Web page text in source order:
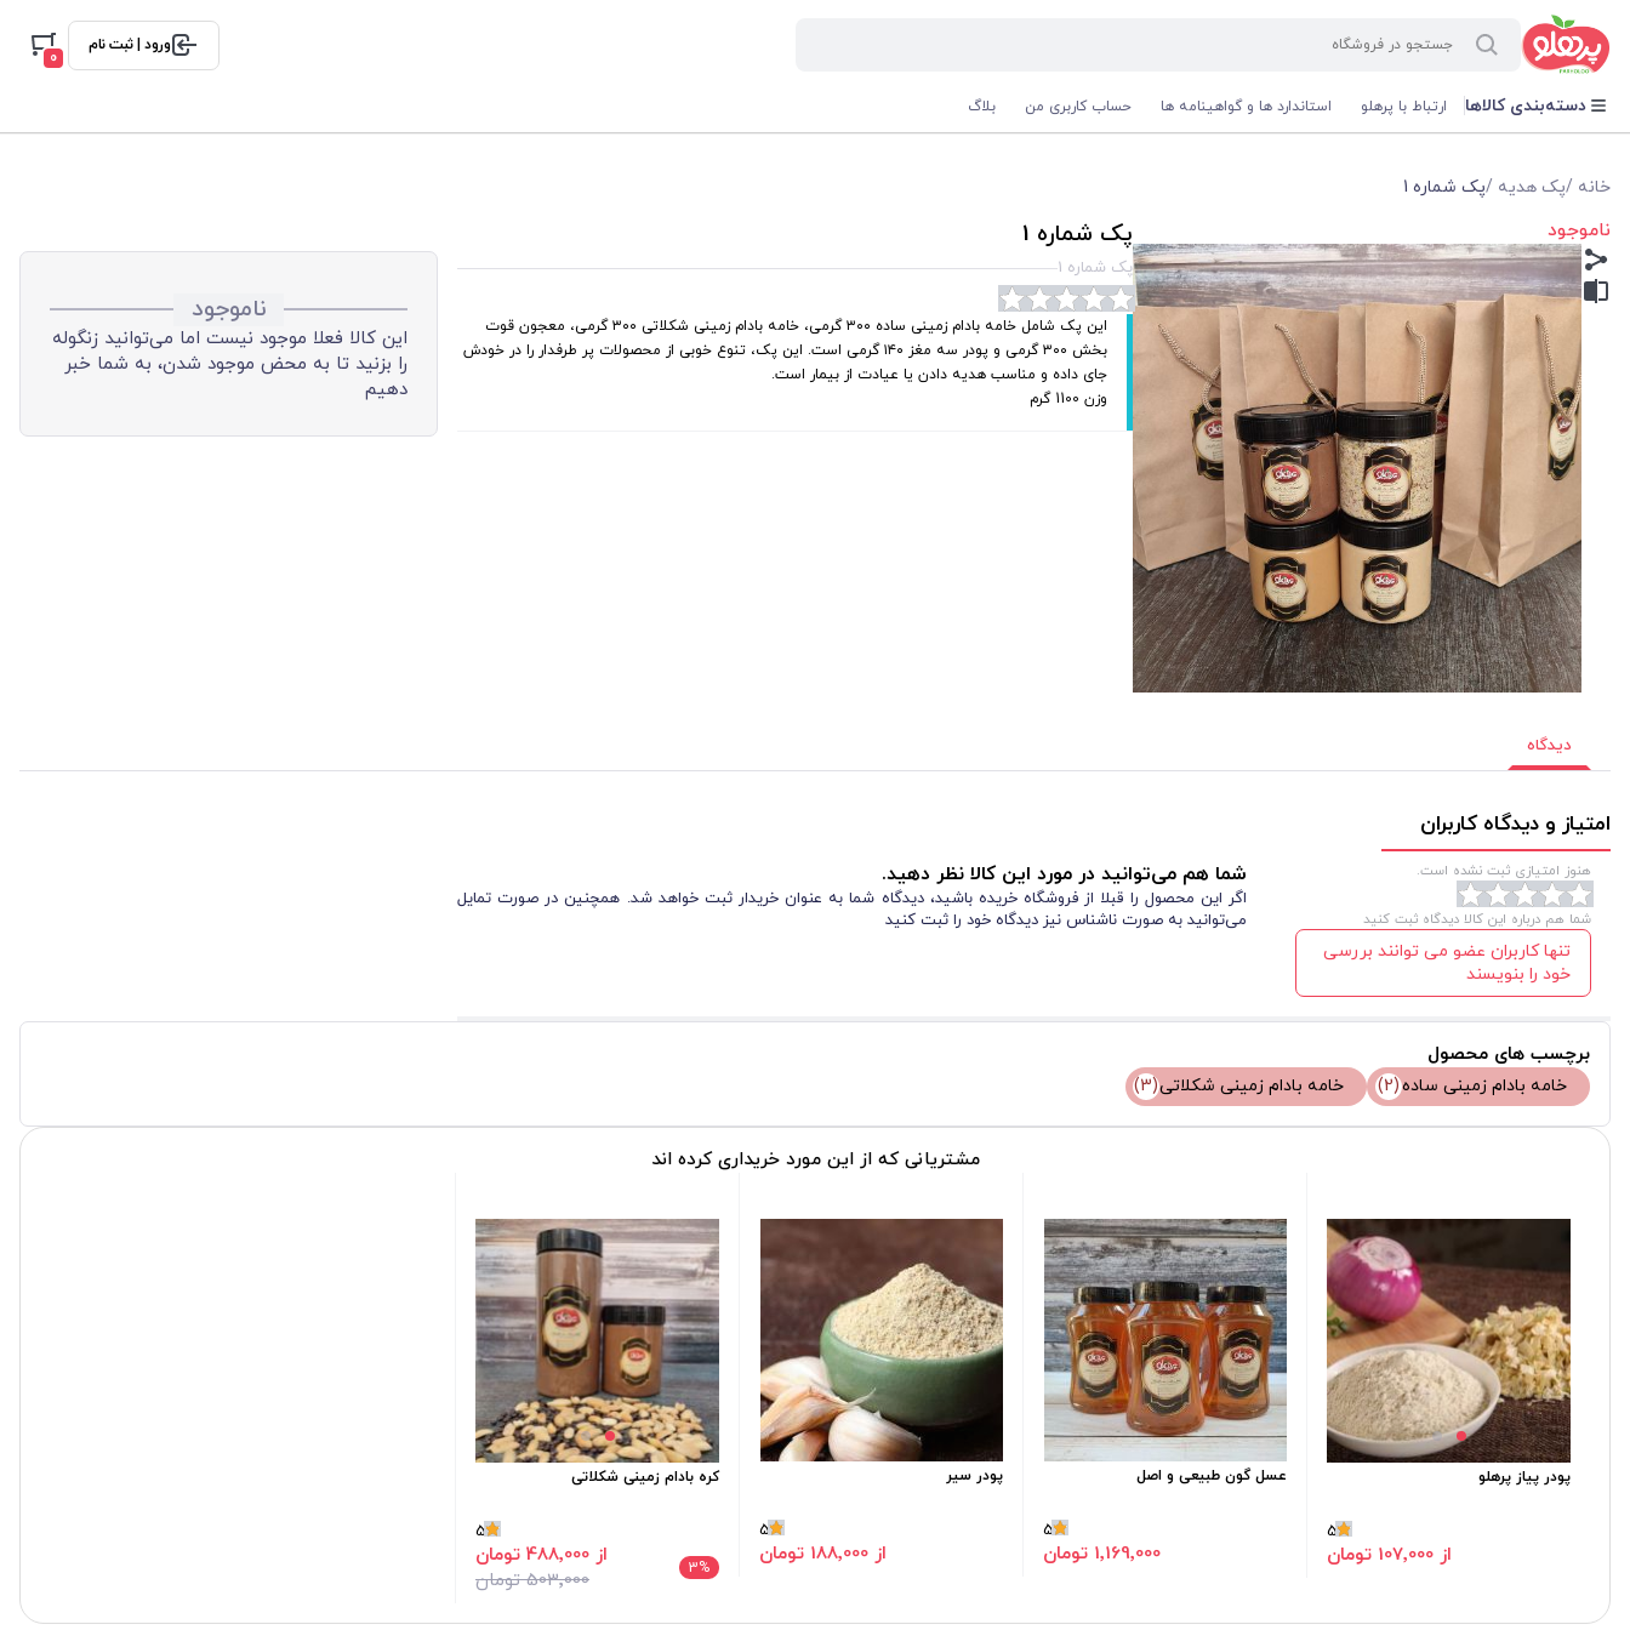
ورود | ثبت نام
0
دسته‌بندی کالاها ارتباط با پرهلو استاندارد ها و گواهینامه ها حساب کاربری من بلاگ
خانه /پک هدیه /پک شماره 1
ناموجود پک شماره 1
پک شماره 1
این پک شامل خامه بادام زمینی ساده ۳۰۰ گرمی، خامه بادام زمینی شکلاتی ۳۰۰ گرمی، معجون قوت
بخش ۳۰۰ گرمی و پودر سه مغز ۱۴۰ گرمی است. این پک، تنوع خوبی از محصولات پر طرفدار را در خودش
جای داده و مناسب هدیه دادن یا عیادت از بیمار است.
وزن 1100 گرم
ناموجود
این کالا فعلا موجود نیست اما می‌توانید زنگوله
را بزنید تا به محض موجود شدن، به شما خبر
دهیم
دیدگاه
امتیاز و دیدگاه کاربران
هنوز امتیازی ثبت نشده است.
شما هم درباره این کالا دیدگاه ثبت کنید
تنها کاربران عضو می توانند بررسی
خود را بنویسند
شما هم می‌توانید در مورد این کالا نظر دهید.
اگر این محصول را قبلا از فروشگاه خریده باشید، دیدگاه شما به عنوان خریدار ثبت خواهد شد. همچنین در صورت تمایل
می‌توانید به صورت ناشناس نیز دیدگاه خود را ثبت کنید
برچسب های محصول
خامه بادام زمینی ساده(2) خامه بادام زمینی شکلاتی(3)
مشتریانی که از این مورد خریداری کرده اند
پودر پیاز پرهلو
5
از 107٬000 تومان
عسل گون طبیعی و اصل
5
1٬169٬000 تومان
پودر سیر
5
از 188٬000 تومان
کره بادام زمینی شکلاتی
5
3% 503٬000 تومان
از 488٬000 تومان